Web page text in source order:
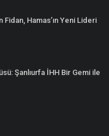
Fidan, Hamas’ın Yeni Lideri
Şanlıurfa İHH Bir Gemi ile